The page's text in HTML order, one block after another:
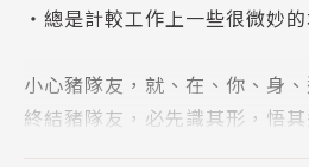
‧總是計較工作上一些很微妙
小心豬隊友，就、在、你、身
終結豬隊友，必先識其形，悟